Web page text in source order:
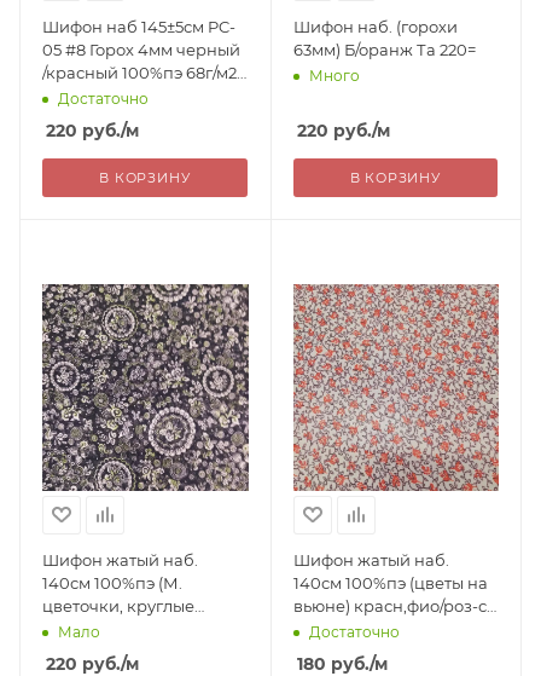
Шифон наб 145±5см PC-
05 #8 Горох 4мм черный
/красный 100%пэ 68г/м2
Китай 220=
Достаточно
220 руб./м
В КОРЗИНУ
Шифон наб. (горохи
63мм) Б/оранж Та 220=
Много
220 руб./м
В КОРЗИНУ
Шифон жатый наб.
140см 100%пэ (М.
цветочки, круглые
орнаменты) зел,Б/Ч
Китай 220=уц
Мало
220 руб./м
Шифон жатый наб.
140см 100%пэ (цветы на
вьюне) красн,фио/роз-св
Китай 180=
Достаточно
180 руб./м